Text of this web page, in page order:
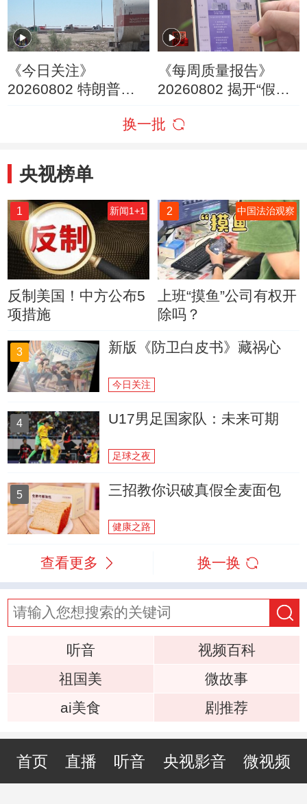
《今日关注》
20260802 特朗普叫
朗称摧毁美军F-35战
《每周质量报告》
20260802 揭开“假洋
换一批
央视榜单
1 新闻1+1
反制美国！中方公布5
项措施
2 中国法治观察
上班“摸鱼”公司有权开
除吗？
3 新版《防卫白皮书》藏祸心
今日关注
4 U17男足国家队：未来可期
足球之夜
5 三招教你识破真假全麦面包
健康之路
查看更多 换一换
听音
视频百科
祖国美
微故事
ai美食
剧推荐
首页 直播 听音 央视影音 微视频